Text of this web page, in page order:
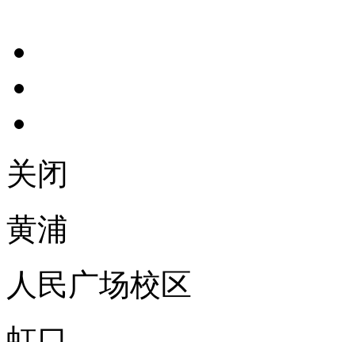
关闭
黄浦
人民广场校区